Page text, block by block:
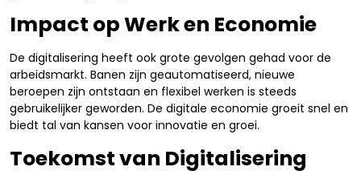
Impact op Werk en Economie
De digitalisering heeft ook grote gevolgen gehad voor de
arbeidsmarkt. Banen zijn geautomatiseerd, nieuwe
beroepen zijn ontstaan en flexibel werken is steeds
gebruikelijker geworden. De digitale economie groeit snel en
biedt tal van kansen voor innovatie en groei.
Toekomst van Digitalisering